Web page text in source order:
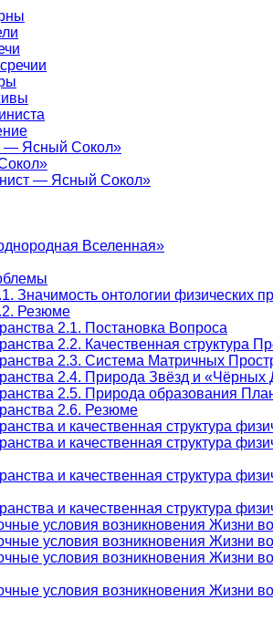
— Ясный Сокол»
— Ясный Сокол»
Вселенная»
Значимость онтологии физических
Резюме
2.1. Постановка Вопроса
2.2. Качественная структура
2.3. Система Матричных
2.4. Природа Звёзд и «Чёрных
2.5. Природа образования
2.6. Резюме
и качественная структура
и качественная структура
и качественная структура
и качественная структура
условия возникновения Жизни
условия возникновения Жизни
условия возникновения Жизни
условия возникновения Жизни